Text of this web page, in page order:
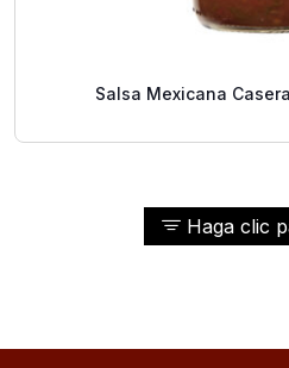
Haga clic
Salsa Mexicana